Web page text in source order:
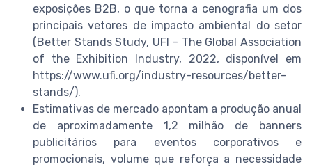
exposições B2B, o que torna a cenografia um dos
principais vetores de impacto ambiental do setor
(Better Stands Study, UFI – The Global Association
of the Exhibition Industry, 2022, disponível em
https://www.ufi.org/industry-resources/better-
stands/).
Estimativas de mercado apontam a produção anual
de aproximadamente 1,2 milhão de banners
publicitários para eventos corporativos e
promocionais, volume que reforça a necessidade